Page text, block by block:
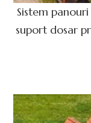
Sistem
suport dosar